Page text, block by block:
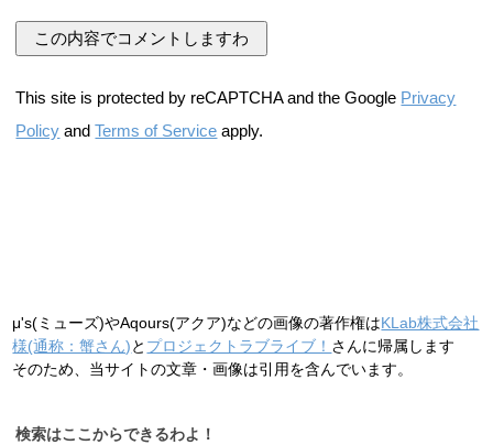
This site is protected by reCAPTCHA and the Google Privacy
Policy andTerms of Service apply.
μ's(ミューズ)やAqours(アクア)などの画像の著作権はKLab株式会社
様(通称：蟹さん)と プロジェクトラブライブ！ さんに帰属します
そのため、当サイトの文章・画像は引用を含んでいます。
検索はここからできるわよ！